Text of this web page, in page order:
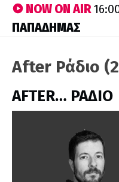
NOW ON AIR
ΠΑΠΑΔΗΜΑΣ
After Ράδιο
AFTER… ΡΑΔΙΟ